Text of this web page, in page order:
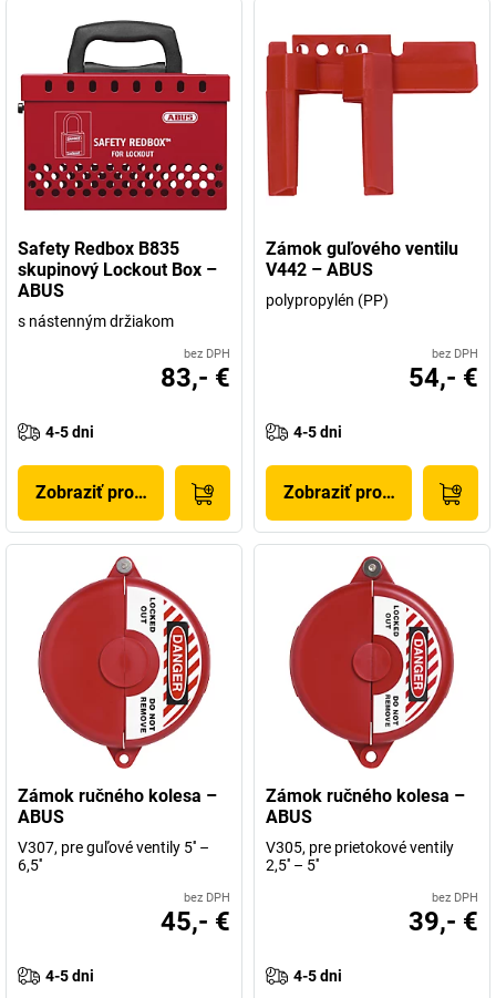
Safety Redbox B835
skupinový Lockout Box –
ABUS
s nástenným držiakom
bez DPH
83,- €
4-5 dni
Zobraziť produkt
Zámok guľového ventilu
V442 – ABUS
polypropylén (PP)
bez DPH
54,- €
4-5 dni
Zobraziť produkt
Zámok ručného kolesa –
ABUS
V307, pre guľové ventily 5'' –
6,5''
bez DPH
45,- €
4-5 dni
Zámok ručného kolesa –
ABUS
V305, pre prietokové ventily
2,5'' – 5''
bez DPH
39,- €
4-5 dni